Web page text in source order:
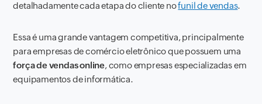
detalhadamente cada etapa do cliente nofunil de vendas.
Essa é uma grande vantagem competitiva, principalmente
para empresas de comércio eletrônico que possuem uma
força de vendas online, como empresas especializadas em
equipamentos de informática.